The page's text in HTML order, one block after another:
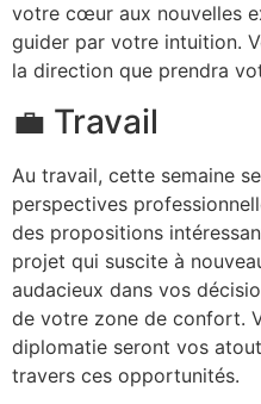
votre cœur aux nouvelles
guider par votre intuition.
la direction que prendra
💼 Travail
Au travail, cette semaine
perspectives
des propositions
projet qui suscite à
audacieux dans vos
de votre zone de confort.
diplomatie seront vos
travers ces opportunités.